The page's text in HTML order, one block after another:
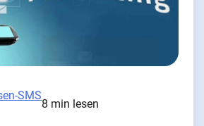
SMS
8 min lesen